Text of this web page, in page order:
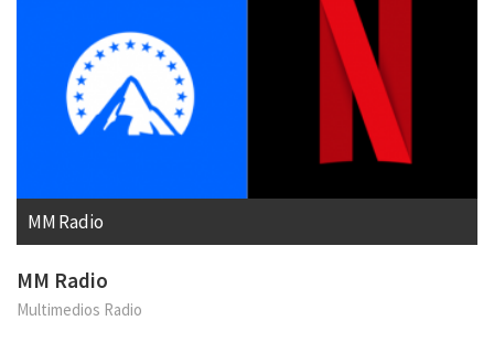
MM Radio
MM Radio
Multimedios Radio